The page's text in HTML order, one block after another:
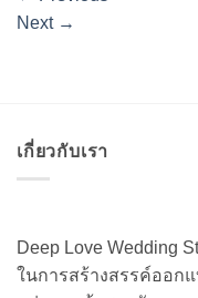
Next →
เกี่ยวกับเรา
Deep Love Wedding
ในการสร้างสรรค์ออก